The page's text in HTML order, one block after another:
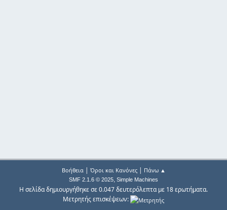
Βοήθεια| Όροι και Κανόνες| Πάνω ▲
SMF 2.1.6 © 2025, Simple Machines
Η σελίδα δημιουργήθηκε σε 0.047 δευτερόλεπτα με 18 ερωτήματα.
Μετρητής επισκέψεων: